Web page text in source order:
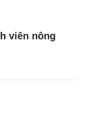
viên nông